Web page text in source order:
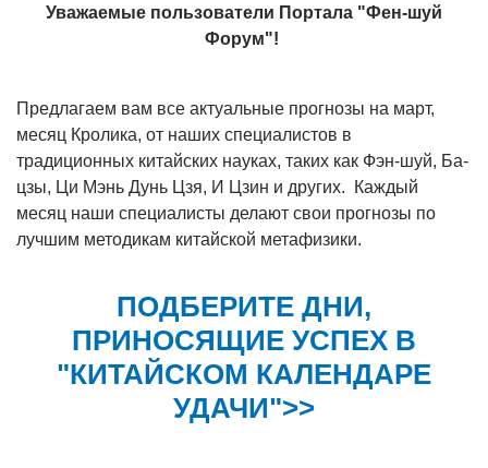
Уважаемые пользователи Портала "Фен-шуй
Форум"!
Предлагаем вам все актуальные прогнозы на март,
месяц Кролика, от наших специалистов в
традиционных китайских науках, таких как Фэн-шуй, Ба-
цзы, Ци Мэнь Дунь Цзя, И Цзин и других. Каждый
месяц наши специалисты делают свои прогнозы по
лучшим методикам китайской метафизики.
ПОДБЕРИТЕ ДНИ,
ПРИНОСЯЩИЕ УСПЕХ В
"КИТАЙСКОМ КАЛЕНДАРЕ
УДАЧИ">>